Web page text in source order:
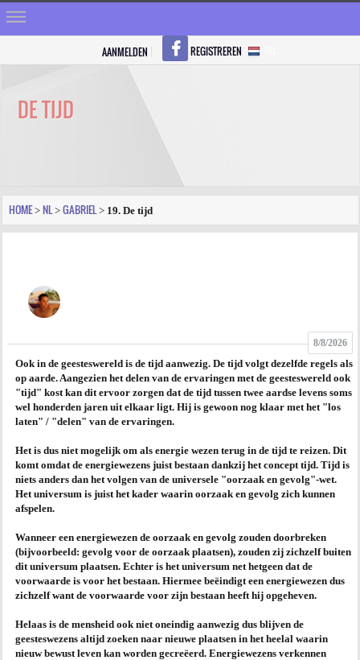
VRAGEN
FOTO
AGENDA
PRAKTIJK
AANMELDEN REGISTREREN
DE TIJD
HOME > NL > GABRIEL > 19. De tijd
8/8/2026
Ook in de geesteswereld is de tijd aanwezig. De tijd volgt dezelfde regels als
op aarde. Aangezien het delen van de ervaringen met de geesteswereld ook
"tijd" kost kan dit ervoor zorgen dat de tijd tussen twee aardse levens soms
wel honderden jaren uit elkaar ligt. Hij is gewoon nog klaar met het "los
laten" / "delen" van de ervaringen.
Het is dus nietmogelijk om als energie wezen terug in de tijd te reizen. Dit
komt omdat de energiewezens juist bestaan dankzij het concept tijd. Tijd is
niets anders dan het volgen van de universele "oorzaak en gevolg"-wet.
Het universum is juist het kader waarin oorzaak en gevolg zich kunnen
afspelen.
Wanneer een energiewezen de oorzaak en gevolg zouden doorbreken
(bijvoorbeeld: gevolg voor de oorzaak plaatsen), zouden zij zichzelf buiten
dit universum plaatsen. Echter is het universum net hetgeen dat de
voorwaarde is voor het bestaan. Hiermee beëindigt een energiewezen dus
zichzelf want de voorwaarde voor zijn bestaan heeft hij opgeheven.
Helaas is de mensheid ook niet oneindig aanwezig dus blijven de
geesteswezens altijd zoeken naar nieuwe plaatsen in het heelal waarin
nieuw bewust leven kan worden gecreëerd. Energiewezens verkennen